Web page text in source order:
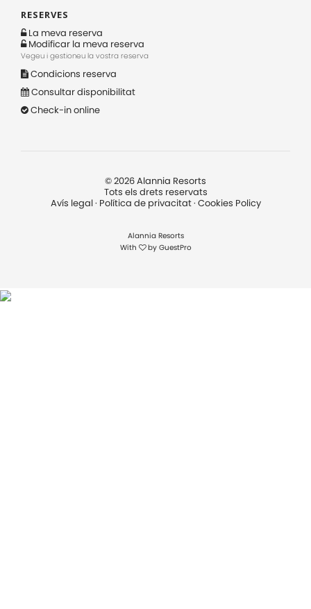
RESERVES
La meva reserva
Modificar la meva reserva
Vegeu i gestioneu la vostra reserva
Condicions reserva
Consultar disponibilitat
Check-in online
©2026Alannia Resorts
Tots els drets reservats
Avís legal· Política de privacitat· Cookies Policy
Alannia Resorts
With
by GuestPro